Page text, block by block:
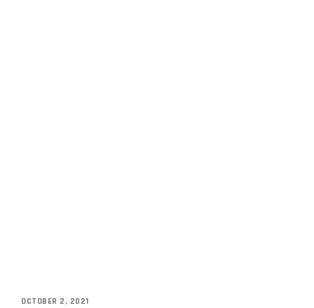
OCTOBER 2, 2021